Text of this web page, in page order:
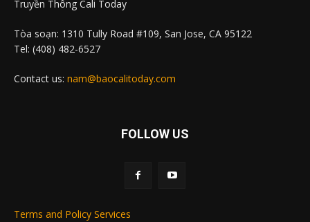
Truyền Thông Cali Today
Tòa soạn: 1310 Tully Road #109, San Jose, CA 95122
Tel: (408) 482-6527
Contact us: nam@baocalitoday.com
FOLLOW US
Terms and Policy Services